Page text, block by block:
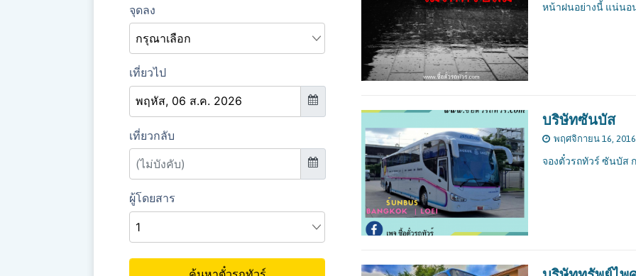
หน้าฝนอย่างนี้ แน่นอ
บริษัทซันบัส
พฤศจิกายน 16, 2016
จองตั๋วรถทัวร์ ซันบัส